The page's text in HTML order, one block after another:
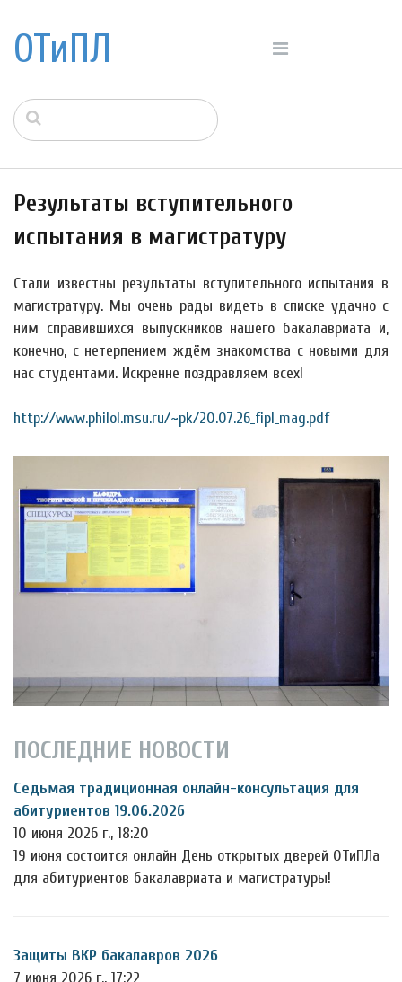
ОТиПЛ
Результаты вступительного
испытания в магистратуру
Стали известны результаты вступительного испытания в
магистратуру. Мы очень рады видеть в списке удачно с
ним справившихся выпускников нашего бакалавриата и,
конечно, с нетерпением ждём знакомства с новыми для
нас студентами. Искренне поздравляем всех!
http://www.philol.msu.ru/~pk/20.07.26_fipl_mag.pdf
ПОСЛЕДНИЕ НОВОСТИ
Седьмая традиционная онлайн-консультация для
абитуриентов 19.06.2026
10 июня 2026 г., 18:20
19 июня состоится онлайн День открытых дверей ОТиПЛа
для абитуриентов бакалавриата и магистратуры!
Защиты ВКР бакалавров 2026
7 июня 2026 г., 17:22